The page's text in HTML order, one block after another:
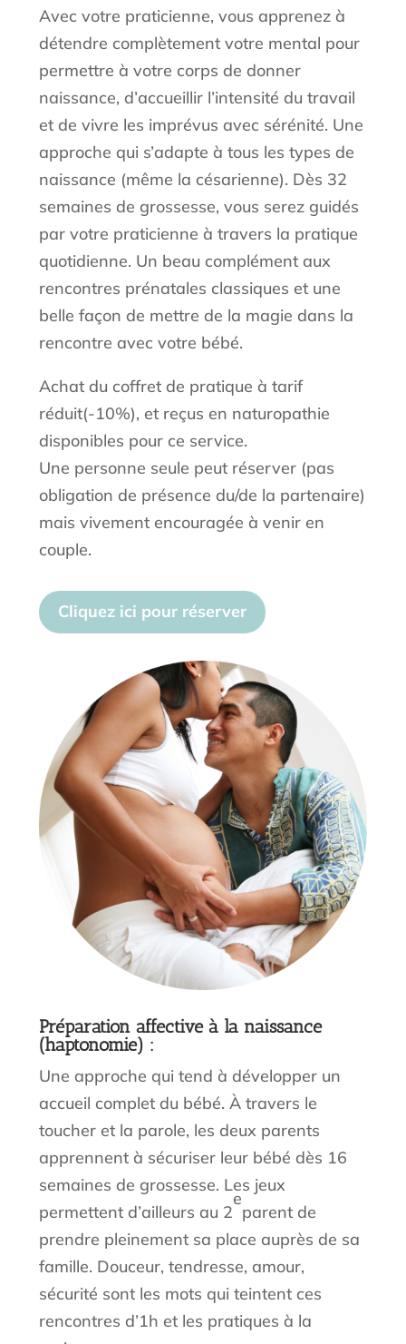
Avec votre praticienne, vous apprenez à
détendre complètement votre mental pour
permettre à votre corps de donner
naissance, d’accueillir l’intensité du travail
et de vivre les imprévus avec sérénité. Une
approche qui s’adapte à tous les types de
naissance (même la césarienne). Dès 32
semaines de grossesse, vous serez guidés
par votre praticienne à travers la pratique
quotidienne. Un beau complément aux
rencontres prénatales classiques et une
belle façon de mettre de la magie dans la
rencontre avec votre bébé.
Achat du coffret de pratique à tarif
réduit(-10%), et reçus en naturopathie
disponibles pour ce service.
Une personne seule peut réserver (pas
obligation de présence du/de la partenaire)
mais vivement encouragée à venir en
couple.
Cliquez ici pour réserver
Préparation affective à la naissance
(haptonomie) :
Une approche qui tend à développer un
accueil complet du bébé. À travers le
toucher et la parole, les deux parents
apprennent à sécuriser leur bébé dès 16
semaines de grossesse. Les jeux
permettent d’ailleurs au 2
e
parent de
prendre pleinement sa place auprès de sa
famille. Douceur, tendresse, amour,
sécurité sont les mots qui teintent ces
rencontres d’1h et les pratiques à la